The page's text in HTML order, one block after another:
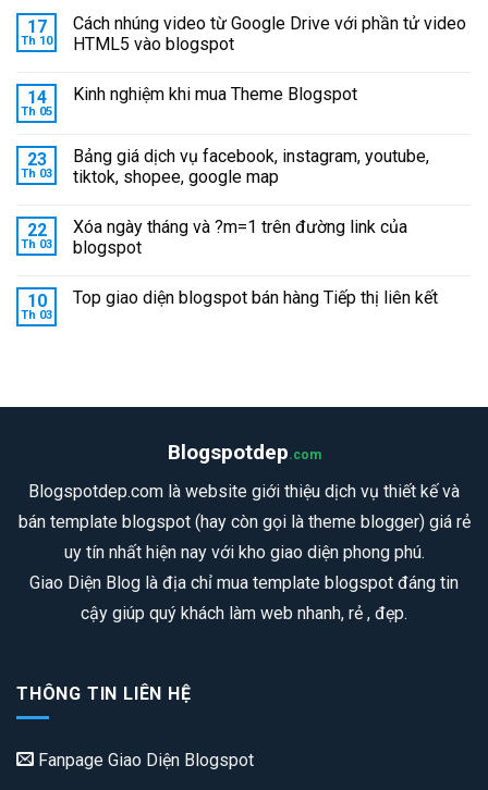
17
Th 10
Cách nhúng video từ Google Drive với phần tử video
HTML5 vào blogspot
14
Th 05
Kinh nghiệm khi mua Theme Blogspot
23
Th 03
Bảng giá dịch vụ facebook, instagram, youtube,
tiktok, shopee, google map
22
Th 03
Xóa ngày tháng và ?m=1 trên đường link của
blogspot
10
Th 03
Top giao diện blogspot bán hàng Tiếp thị liên kết
Blogspotdep.com
Blogspotdep.com là website giới thiệu dịch vụ thiết kế và
bán template blogspot (hay còn gọi là theme blogger) giá rẻ
uy tín nhất hiện nay với kho giao diện phong phú.
Giao Diện Blog là địa chỉ mua template blogspot đáng tin
cậy giúp quý khách làm web nhanh, rẻ , đẹp.
THÔNG TIN LIÊN HỆ
Fanpage Giao Diện Blogspot